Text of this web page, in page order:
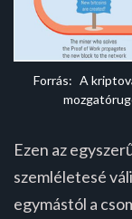
Forrás: A
Ezen az
szemléletesé
egymástól a